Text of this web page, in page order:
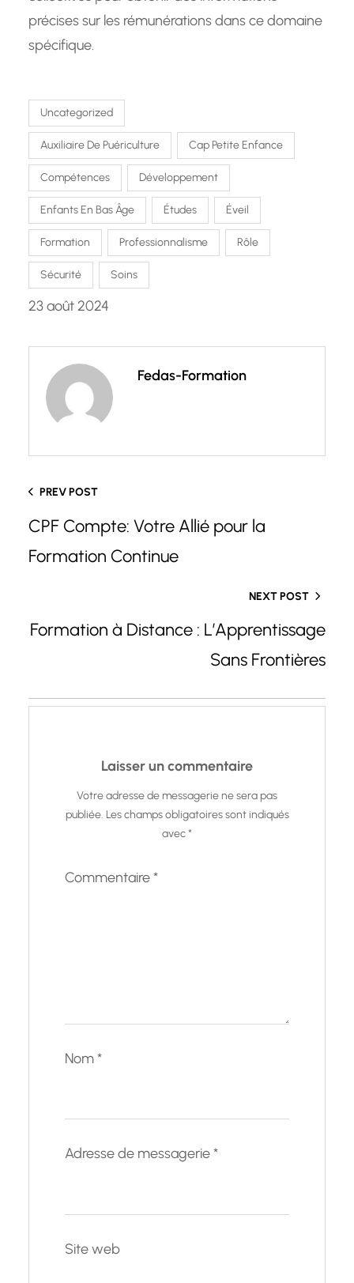
précises sur les rémunérations dans ce domaine
spécifique.
Uncategorized
Auxiliaire De Puériculture Cap Petite Enfance
Compétences Développement
Enfants En Bas Âge Études Éveil
Formation Professionnalisme Rôle
Sécurité Soins
23 août 2024
Fedas-Formation
PREV POST
CPF Compte: Votre Allié pour la
Formation Continue
NEXT POST
Formation à Distance : L’Apprentissage
Sans Frontières
Laisser un commentaire
Votre adresse de messagerie ne sera pas
publiée. Les champs obligatoires sont indiqués
avec*
Commentaire*
Nom*
Adresse de messagerie*
Site web